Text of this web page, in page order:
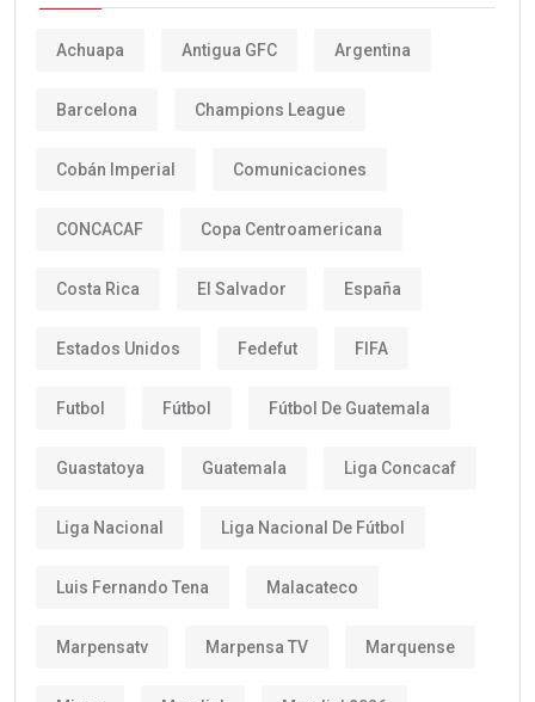
Achuapa Antigua GFC Argentina
Barcelona Champions League
Cobán Imperial Comunicaciones
CONCACAF Copa Centroamericana
Costa Rica El Salvador España
Estados Unidos Fedefut FIFA
Futbol Fútbol Fútbol De Guatemala
Guastatoya Guatemala Liga Concacaf
Liga Nacional Liga Nacional De Fútbol
Luis Fernando Tena Malacateco
Marpensatv Marpensa TV Marquense